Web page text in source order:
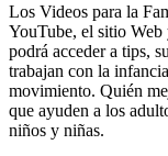
Los Videos para la
YouTube, el sitio
podrá acceder a tips,
trabajan con la
movimiento. Quién
que ayuden a los
niños y niñas.